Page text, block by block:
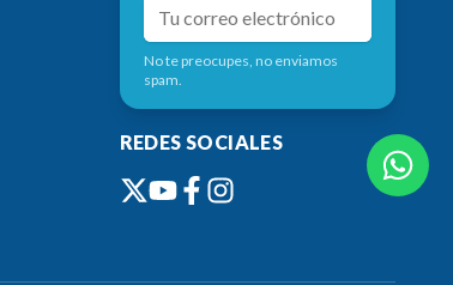
No te preocupes, no enviamos
spam.
REDES SOCIALES